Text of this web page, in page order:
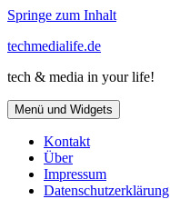
Springe zum Inhalt
techmedialife.de
tech & media in your life!
Menü und Widgets
Kontakt
Über
Impressum
Datenschutzerklärung